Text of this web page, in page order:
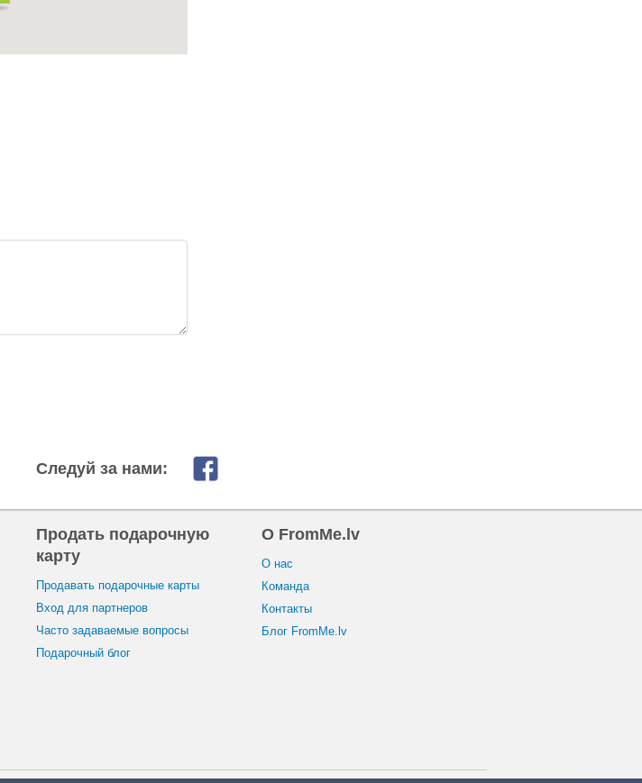
Следуй за нами:
Продать подарочную
карту
Продавать подарочные карты
Вход для партнеров
Часто задаваемые вопросы
Подарочный блог
O FromMe.lv
O нас
Команда
Контакты
Блог FromMe.lv